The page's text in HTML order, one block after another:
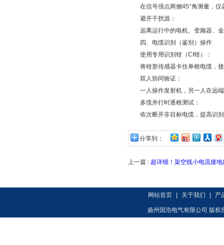
在信号强点两侧45°角测量，仪
避开干扰源：
远离运行中的电机、变频器、金
四、电缆识别（鉴别）操作
使用专用识别钳（CI钳）：
将钳形传感器卡住单根电缆，接
双人协同验证：
一人操作发射机，另一人在远端
多缆并行时逐根测试：
依次断开非目标电缆，提高识别
分享到：
上一篇 : 超详细！架空线小电流接
网站首页 关于我们 产
扬州国浩电气有限公司 版权